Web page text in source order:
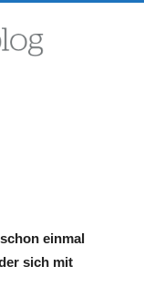
einmal
sich mit